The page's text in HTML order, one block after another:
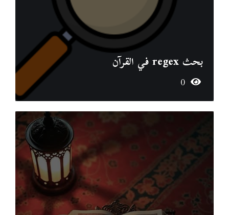
بحث regex في القرآن